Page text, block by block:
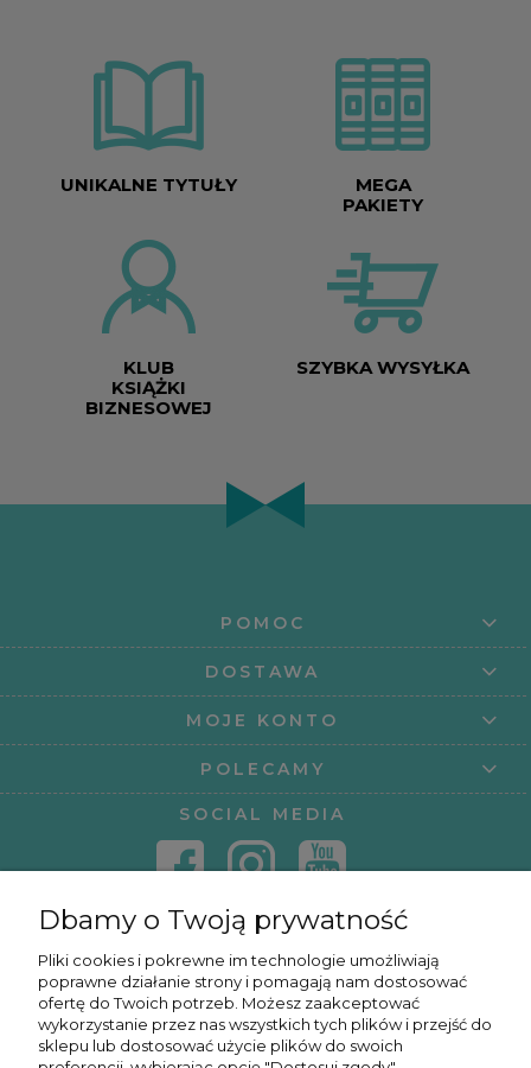
UNIKALNE TYTUŁY
MEGA
PAKIETY
KLUB
KSIĄŻKI
BIZNESOWEJ
SZYBKA WYSYŁKA
POMOC
DOSTAWA
MOJE KONTO
POLECAMY
SOCIAL MEDIA
KURSY ONLINE
Dbamy o Twoją prywatność
Pliki cookies i pokrewne im technologie umożliwiają
poprawne działanie strony i pomagają nam dostosować
ofertę do Twoich potrzeb. Możesz zaakceptować
wykorzystanie przez nas wszystkich tych plików i przejść do
sklepu lub dostosować użycie plików do swoich